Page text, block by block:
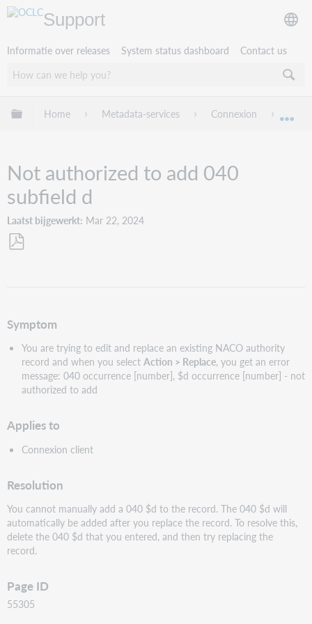
Support
Informatie over releases System status dashboard Contact us
Mondiale hiërarchie uitvouwen / samenvouwen
Home Metadata-services Connexion
Not authorized to add 040
subfield d
Laatst bijgewerkt Mar 22, 2024
Symptom
You are trying to edit and replace an existing NACO authority
record and when you select Action > Replace, you get an error
message: 040 occurrence [number], $d occurrence [number] - not
authorized to add
Applies to
Connexion client
Resolution
You cannot manually add a 040 $d to the record. The 040 $d will
automatically be added after you replace the record. To resolve this,
delete the 040 $d that you entered, and then try replacing the
record.
Page ID
55305